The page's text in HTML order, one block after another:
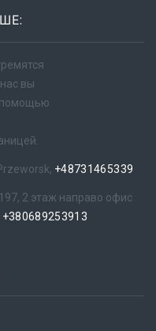
вы
помощью
+48731465339
2 этаж направо офис
+380689253913